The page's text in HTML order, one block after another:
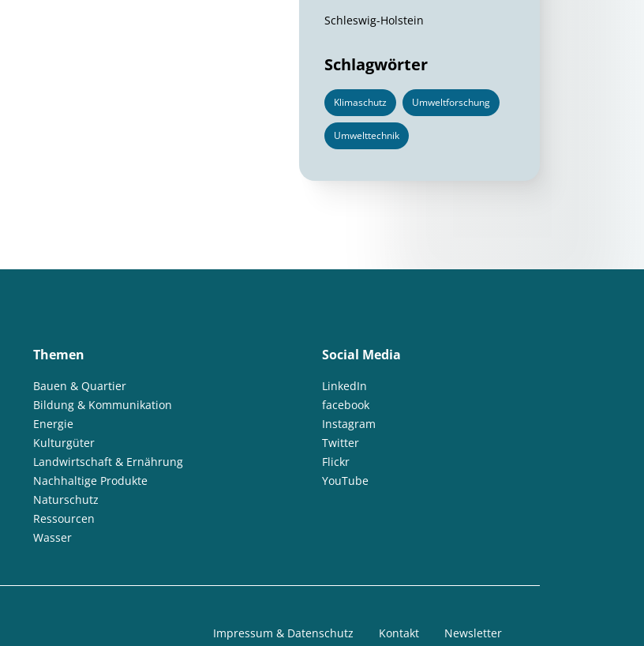
Schleswig-Holstein
Schlagwörter
Klimaschutz Umweltforschung
Umwelttechnik
Themen
Bauen & Quartier
Bildung & Kommunikation
Energie
Kulturgüter
Landwirtschaft & Ernährung
Nachhaltige Produkte
Naturschutz
Ressourcen
Wasser
Social Media
LinkedIn
facebook
Instagram
Twitter
Flickr
YouTube
Impressum & Datenschutz Kontakt Newsletter